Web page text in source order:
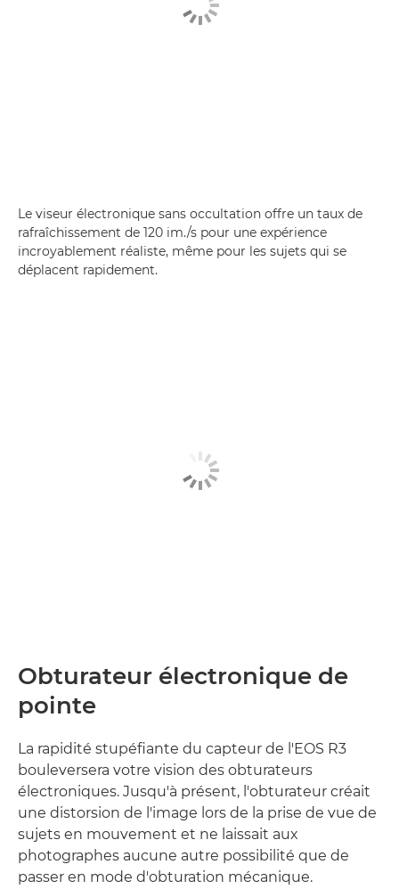
Le viseur électronique sans occultation offre un taux de
rafraîchissement de 120 im./s pour une expérience
incroyablement réaliste, même pour les sujets qui se
déplacent rapidement.
Obturateur électronique de
pointe
La rapidité stupéfiante du capteur de l'EOS R3
bouleversera votre vision des obturateurs
électroniques. Jusqu'à présent, l'obturateur créait
une distorsion de l'image lors de la prise de vue de
sujets en mouvement et ne laissait aux
photographes aucune autre possibilité que de
passer en mode d'obturation mécanique.